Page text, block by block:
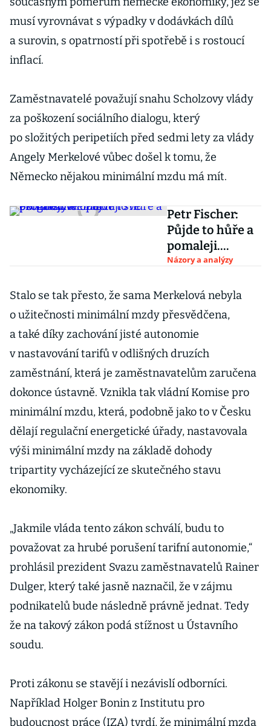
musí vyrovnávat s výpadky v dodávkách dílů
a surovin, s opatrností při spotřebě i s rostoucí
inflací.
Zaměstnavatelé považují snahu Scholzovy vlády
za poškození sociálního dialogu, který
po složitých peripetiích před sedmi lety za vlády
Angely Merkelové vůbec došel k tomu, že
Německo nějakou minimální mzdu má mít.
Petr Fischer:
Půjde to hůře a
pomaleji.
Němečtí
opravují své
prognózy
Názory a analýzy
Stalo se tak přesto, že sama Merkelová nebyla
o užitečnosti minimální mzdy přesvědčena,
a také díky zachování jisté autonomie
v nastavování tarifů v odlišných druzích
zaměstnání, která je zaměstnavatelům zaručena
dokonce ústavně. Vznikla tak vládní Komise pro
minimální mzdu, která, podobně jako to v Česku
dělají regulační energetické úřady, nastavovala
výši minimální mzdy na základě dohody
tripartity vycházející ze skutečného stavu
ekonomiky.
„Jakmile vláda tento zákon schválí, budu to
považovat za hrubé porušení tarifní autonomie,“
prohlásil prezident Svazu zaměstnavatelů Rainer
Dulger, který také jasně naznačil, že v zájmu
podnikatelů bude následně právně jednat. Tedy
že na takový zákon podá stížnost u Ústavního
soudu.
Proti zákonu se stavějí i nezávislí odborníci.
Například Holger Bonin z Institutu pro
budoucnost práce (IZA) tvrdí, že minimální mzda